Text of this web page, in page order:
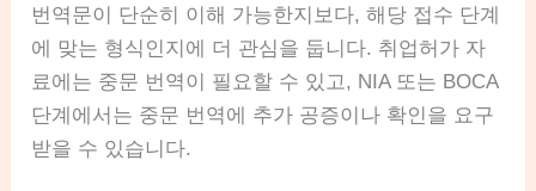
번역문이 단순히 이해 가능한지보다, 해당 접수 단계
에 맞는 형식인지에 더 관심을 둡니다. 취업허가 자
료에는 중문 번역이 필요할 수 있고, NIA 또는 BOCA
단계에서는 중문 번역에 추가 공증이나 확인을 요구
받을 수 있습니다.